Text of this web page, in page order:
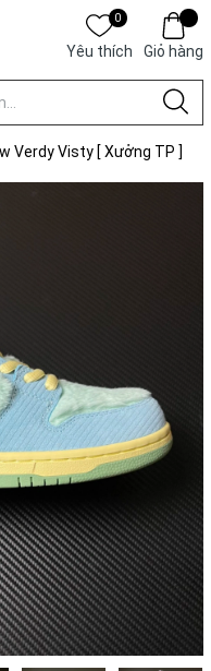
0
Yêu thích Giỏ hàng
Verdy Visty [ Xưởng TP ]